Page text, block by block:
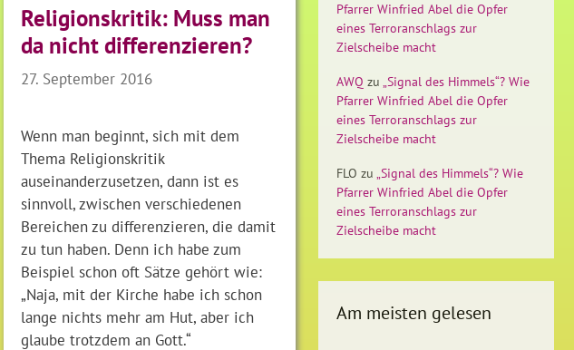
Religionskritik: Muss man
da nicht differenzieren?
27. September 2016
Wenn man beginnt, sich mit dem
Thema Religionskritik
auseinanderzusetzen, dann ist es
sinnvoll, zwischen verschiedenen
Bereichen zu differenzieren, die damit
zu tun haben. Denn ich habe zum
Beispiel schon oft Sätze gehört wie:
„Naja, mit der Kirche habe ich schon
lange nichts mehr am Hut, aber ich
glaube trotzdem an Gott.“
Pfarrer Winfried Abel die Opfer
eines Terroranschlags zur
Zielscheibe macht
AWQ zu „Signal des Himmels“? Wie
Pfarrer Winfried Abel die Opfer
eines Terroranschlags zur
Zielscheibe macht
FLO zu „Signal des Himmels“? Wie
Pfarrer Winfried Abel die Opfer
eines Terroranschlags zur
Zielscheibe macht
Am meisten gelesen